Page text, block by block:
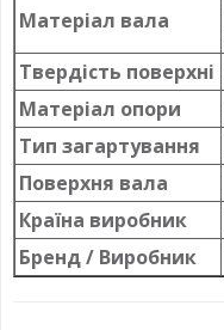
Матеріал вала
Твердість поверхні
Матеріал опори
Тип загартування
Поверхня вала
Країна виробник
Бренд / Виробник